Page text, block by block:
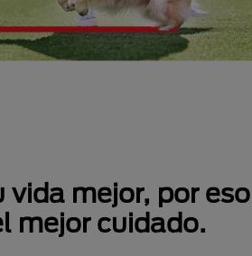
mejor, por
mejor cuidado.